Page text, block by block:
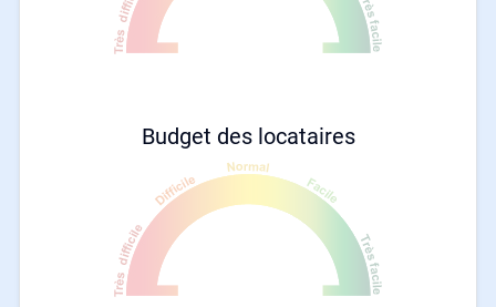
Budget des locataires